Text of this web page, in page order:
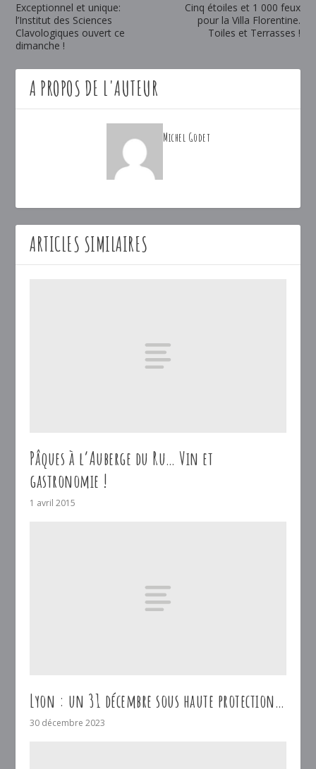
Exceptionnel et unique:
l’Institut des Sciences
Clavologiques ouvert ce
dimanche !
Cinq étoiles et 1 000 feux
pour la Villa Florentine.
Toiles et Terrasses !
A PROPOS DE L'AUTEUR
Michel Godet
ARTICLES SIMILAIRES
Pâques à l’Auberge du Ru… Vin et
gastronomie !
1 avril 2015
Lyon : un 31 décembre sous haute protection…
30 décembre 2023